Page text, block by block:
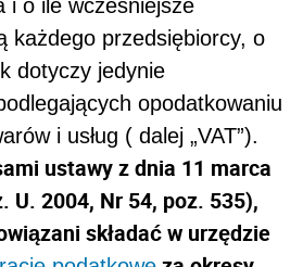
i o ile wcześniejsze
każdego przedsiębiorcy, o
dotyczy jedynie
opodatkowaniu
i usług ( dalej „VAT”).
ustawy z dnia 11 marca
U. 2004, Nr 54, poz. 535),
składać w urzędzie